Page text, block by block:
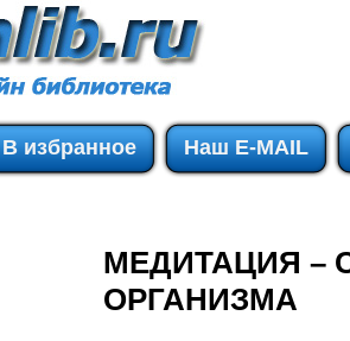
В избранное Наш E-MAIL
МЕДИТАЦИЯ –
ОРГАНИЗМА